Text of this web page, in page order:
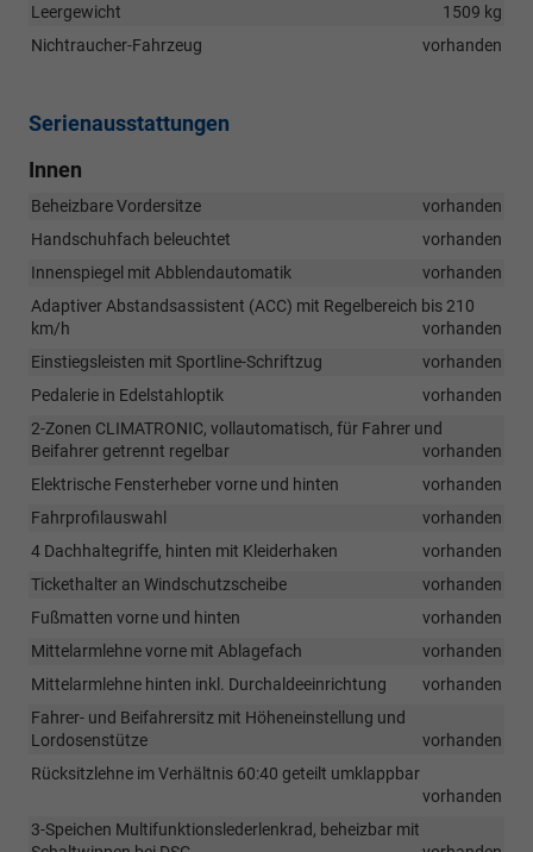
Leergewicht
1509 kg
Nichtraucher-Fahrzeug
vorhanden
Serienausstattungen
Innen
Beheizbare Vordersitze
vorhanden
Handschuhfach beleuchtet
vorhanden
Innenspiegel mit Abblendautomatik
vorhanden
Adaptiver Abstandsassistent (ACC) mit Regelbereich bis 210
km/h
vorhanden
Einstiegsleisten mit Sportline-Schriftzug
vorhanden
Pedalerie in Edelstahloptik
vorhanden
2-Zonen CLIMATRONIC, vollautomatisch, für Fahrer und
Beifahrer getrennt regelbar
vorhanden
Elektrische Fensterheber vorne und hinten
vorhanden
Fahrprofilauswahl
vorhanden
4 Dachhaltegriffe, hinten mit Kleiderhaken
vorhanden
Tickethalter an Windschutzscheibe
vorhanden
Fußmatten vorne und hinten
vorhanden
Mittelarmlehne vorne mit Ablagefach
vorhanden
Mittelarmlehne hinten inkl. Durchaldeeinrichtung
vorhanden
Fahrer- und Beifahrersitz mit Höheneinstellung und
Lordosenstütze
vorhanden
Rücksitzlehne im Verhältnis 60:40 geteilt umklappbar
vorhanden
3-Speichen Multifunktionslederlenkrad, beheizbar mit